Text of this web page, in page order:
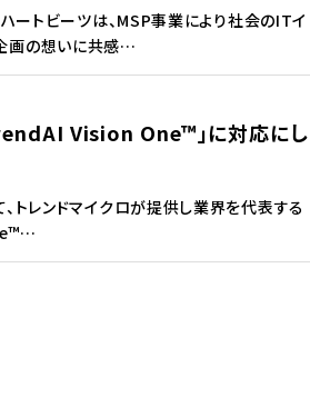
ートビーツは、MSP事業により社会のITイ
画の想いに共感…
Vision One™」に対応にし
トレンドマイクロが提供し業界を代表する